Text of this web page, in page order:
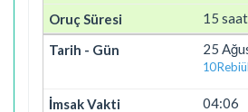
15
25
10
04:06